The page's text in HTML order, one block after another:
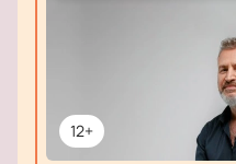
12+